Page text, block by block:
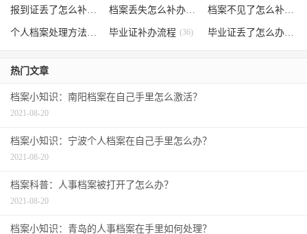
(52) 档案丢失怎么补办 档案不见了怎么补办
毕业证补办流程 (36) 毕业证丢了怎么办
热门文章
档案小知识：南阳档案在自己手里怎么激活？
2021-08-20
档案小知识：宁波个人档案在自己手里怎么办？
2021-08-20
档案科普：人事档案被打开了怎么办？
2021-08-20
档案小知识：青岛的人事档案在手里如何处理？